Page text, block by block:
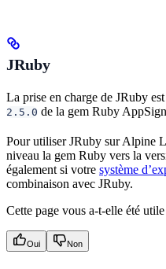
JRuby
La prise en charge de JRuby est
2.5.0 de la gem Ruby
Pour utiliser JRuby sur Alpine
niveau la gem Ruby vers la
également si votre système
combinaison avec JRuby.
Cette page vous a-t-elle été
Oui Non